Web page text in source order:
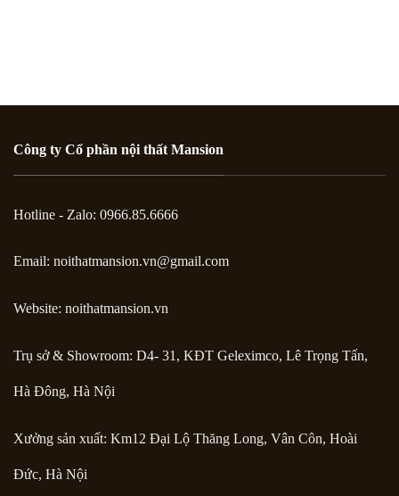
Công ty Cổ phần nội thất Mansion
Hotline - Zalo: 0966.85.6666
Email: noithatmansion.vn@gmail.com
Website: noithatmansion.vn
Trụ sở & Showroom: D4- 31, KĐT Geleximco, Lê Trọng Tấn,
Hà Đông, Hà Nội
Xưởng sản xuất: Km12 Đại Lộ Thăng Long, Vân Côn, Hoài
Đức, Hà Nội